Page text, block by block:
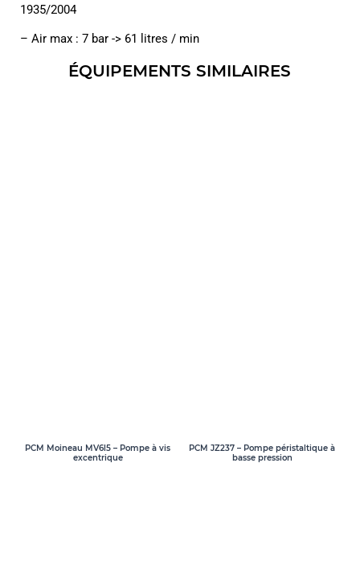
1935/2004
– Air max : 7 bar -> 61 litres / min
ÉQUIPEMENTS SIMILAIRES
PCM Moineau MV6l5 – Pompe à vis
excentrique
PCM JZ237 – Pompe péristaltique à
basse pression